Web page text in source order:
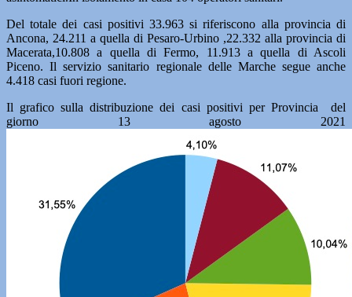
Del totale dei casi positivi 33.963 si riferiscono alla provincia di
Ancona, 24.211 a quella di Pesaro-Urbino ,22.332 alla provincia di
Macerata,10.808 a quella di Fermo, 11.913 a quella di Ascoli
Piceno. Il servizio sanitario regionale delle Marche segue anche
4.418 casi fuori regione.
Il grafico sulla distribuzione dei casi positivi per Provincia del
giorno 13 agosto 2021